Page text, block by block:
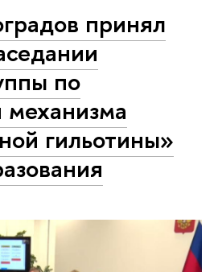
принял
по
механизма
гильотины»